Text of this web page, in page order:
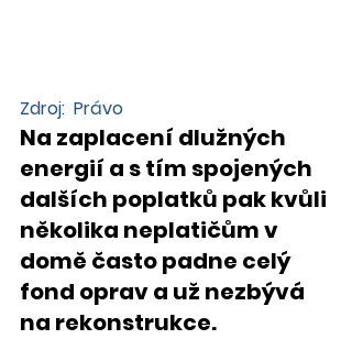
Zdroj:  Právo
Na zaplacení dlužných
energií a s tím spojených
dalších poplatků pak kvůli
několika neplatičům v
domě často padne celý
fond oprav a už nezbývá
na rekonstrukce.